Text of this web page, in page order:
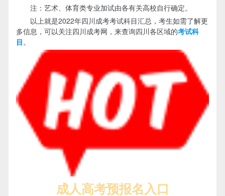
注：艺术、体育类专业加试由各有关高校自行确定。
以上就是2022年四川成考考试科目汇总，考生如需了解更
多信息，可以关注四川成考网，来查询四川各区域的考试科
目 。
成人高考预报名入口